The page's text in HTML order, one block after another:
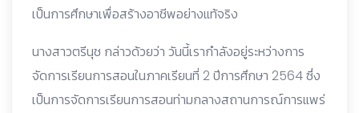
เป็นการศึกษาเพื่อสร้างอาชีพอย่างแท้จริง
นางสาวตรีนุช กล่าวด้วยว่า วันนี้เรากำลังอยู่ระหว่างการ
จัดการเรียนการสอนในภาคเรียนที่ 2 ปีการศึกษา 2564 ซึ่ง
เป็นการจัดการเรียนการสอนท่ามกลางสถานการณ์การแพร่